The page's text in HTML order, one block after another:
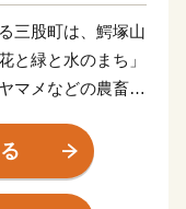
三股町は、鰐塚山
と緑と水のまち」
マメなどの農畜水
お各地区で受け継
分、鹿児島空港か
内では住みやすい